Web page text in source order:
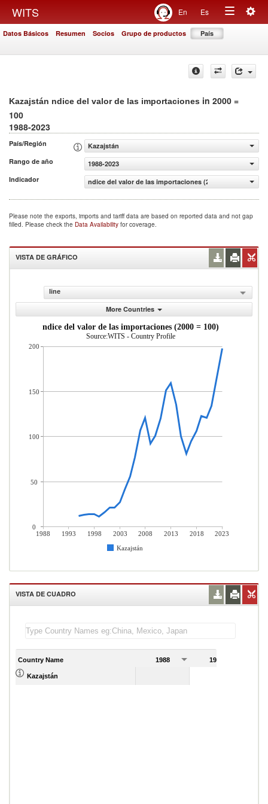
WITS En Es
Toggle
Datos Básicos Resumen Socios Grupo de productos País
Kazajstán ndice del valor de las importaciones in 2000 =
100
1988-2023
País/Región
Kazajstán
Rango de año
1988-2023
Indicador
ndice del valor de las importaciones (2000 = 100)
Please note the exports, imports and tariff data are based on reported data and not gap
filled. Please check the Data Availability for coverage.
VISTA DE GRÁFICO
line
More Countries
ndice del valor de las importaciones (2000 = 100)
Source:WITS - Country Profile
1988 1993 1998 2003 2008 2013 2018
2023
Kazajstán
200
150
100
50
0
VISTA DE CUADRO
Country Name 1988 1989
Kazajstán